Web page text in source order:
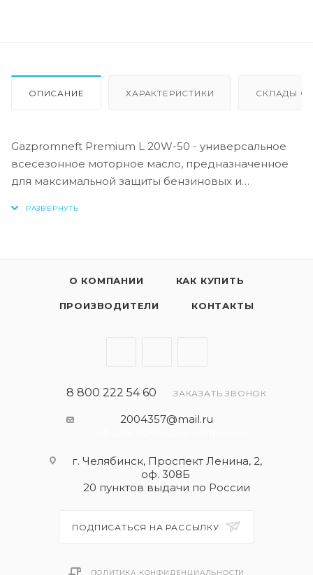
ОПИСАНИЕ ХАРАКТЕРИСТИКИ СКЛАДЫ
Gazpromneft Premium L 20W-50 - универсальное
всесезонное моторное масло, предназначенное
для максимальной защиты бензиновых и
СПЕЦИФИКАЦИИ
О КОМПАНИИ КАК КУПИТЬ
ПРОИЗВОДИТЕЛИ КОНТАКТЫ
8 800 222 54 60 ЗАКАЗАТЬ ЗВОНОК
2004357@mail.ru
г. Челябинск, Проспект Ленина, 2,
оф. 308Б
20 пунктов выдачи по России
ПОДПИСАТЬСЯ НА РАССЫЛКУ
ПОЛИТИКА КОНФИДЕНЦИАЛЬНОСТИ